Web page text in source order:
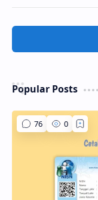
Popular Posts